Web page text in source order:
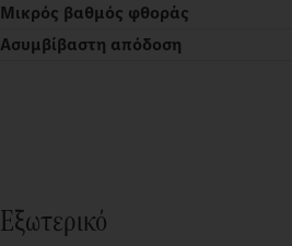
Μικρός βαθμός φθοράς
Ασυμβίβαστη απόδοση
Εξωτερικό